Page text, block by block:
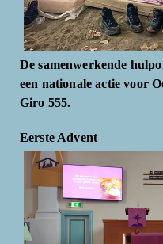
De samenwerkende
een nationale actie voor
Giro 555.
Eerste Advent